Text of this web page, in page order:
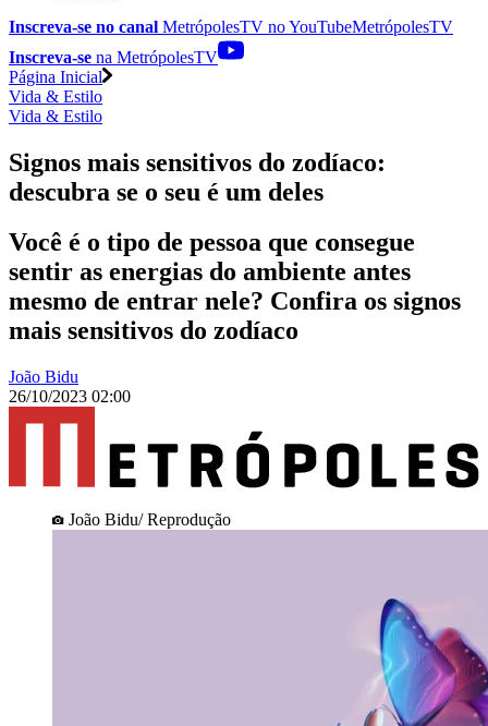
Inscreva-se no canal MetrópolesTV noYouTubeMetrópolesTV
Inscreva-se na MetrópolesTV
Página Inicial
Vida & Estilo
Vida & Estilo
Signos mais sensitivos do zodíaco:
descubra se o seu é um deles
Você é o tipo de pessoa que consegue
sentir as energias do ambiente antes
mesmo de entrar nele? Confira os signos
mais sensitivos do zodíaco
João Bidu
26/10/2023 02:00
João Bidu/ Reprodução